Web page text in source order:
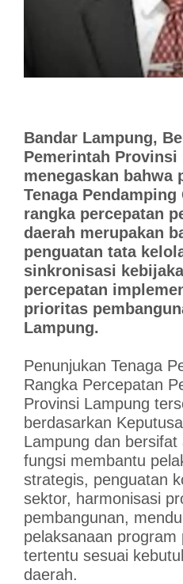
Bandar Lampung,
Pemerintah Provinsi
menegaskan bahwa
Tenaga
rangka percepatan
daerah merupakan
penguatan tata
sinkronisasi
percepatan
prioritas
Lampung.
Penunjukan Tenaga
Rangka Percepatan
Provinsi Lampung
berdasarkan
Lampung dan
fungsi membantu
strategis, penguatan
sektor, harmonisasi
pembangunan,
pelaksanaan program
tertentu sesuai
daerah.